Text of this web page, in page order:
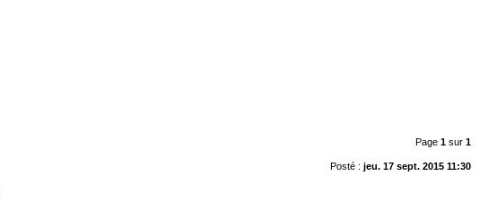
Page 1sur 1
Posté : jeu. 17 sept. 2015 11:30